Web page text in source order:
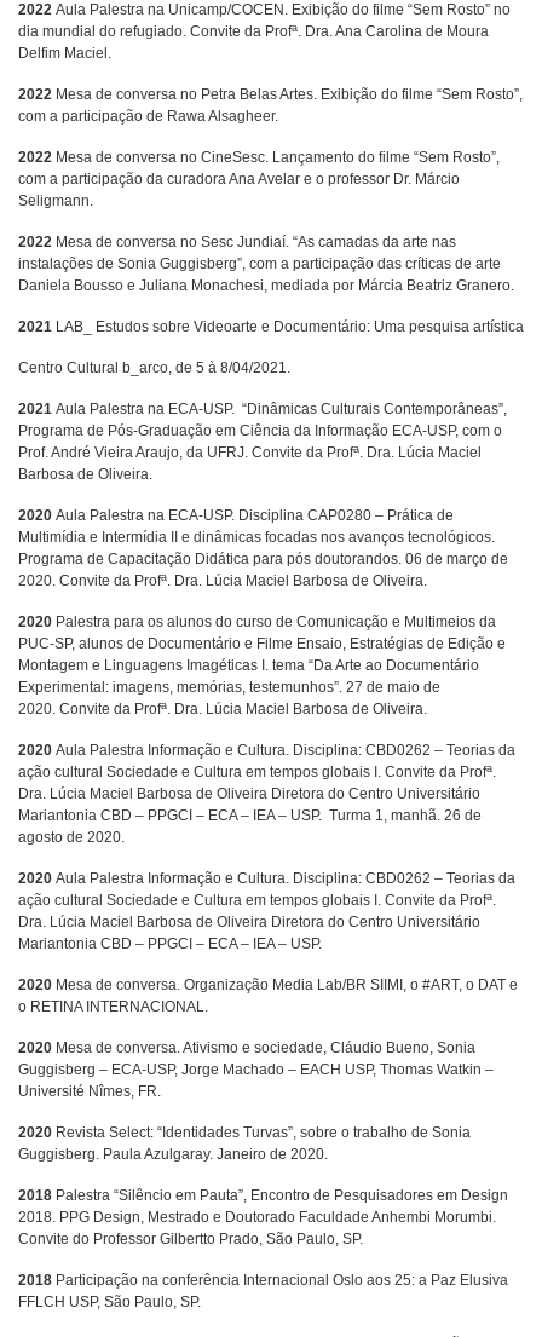
2022 Aula Palestra na Unicamp/COCEN. Exibição do filme “Sem Rosto” no
dia mundial do refugiado. Convite da Profa. Dra. Ana Carolina de Moura
Delfim Maciel.
2022 Mesa de conversa no Petra Belas Artes. Exibição do filme “Sem Rosto”,
com a participação de Rawa Alsagheer.
2022 Mesa de conversa no CineSesc. Lançamento do filme “Sem Rosto”,
com a participação da curadora Ana Avelar e o professor Dr. Márcio
Seligmann.
2022 Mesa de conversa no Sesc Jundiaí. “As camadas da arte nas
instalações de Sonia Guggisberg”, com a participação das críticas de arte
Daniela Bousso e Juliana Monachesi, mediada por Márcia Beatriz Granero.
2021 LAB_ Estudos sobre Videoarte e Documentário: Uma pesquisa artística
Centro Cultural b_arco, de 5 à 8/04/2021.
2021 Aula Palestra na ECA-USP. “Dinâmicas Culturais Contemporâneas”,
Programa de Pós-Graduação em Ciência da Informação ECA-USP, com o
Prof. André Vieira Araujo, da UFRJ. Convite da Profa. Dra. Lúcia Maciel
Barbosa de Oliveira.
2020 Aula Palestra na ECA-USP. Disciplina CAP0280 – Prática de
Multimídia e Intermídia II e dinâmicas focadas nos avanços tecnológicos.
Programa de Capacitação Didática para pós doutorandos. 06 de março de
2020. Convite da Profa. Dra. Lúcia Maciel Barbosa de Oliveira.
2020 Palestra para os alunos do curso de Comunicação e Multimeios da
PUC-SP, alunos de Documentário e Filme Ensaio, Estratégias de Edição e
Montagem e Linguagens Imagéticas I. tema “Da Arte ao Documentário
Experimental: imagens, memórias, testemunhos”. 27 de maio de
2020. Convite da Profa. Dra. Lúcia Maciel Barbosa de Oliveira.
2020 Aula Palestra Informação e Cultura. Disciplina: CBD0262 – Teorias da
ação cultural Sociedade e Cultura em tempos globais I. Convite da Profa.
Dra. Lúcia Maciel Barbosa de Oliveira Diretora do Centro Universitário
Mariantonia CBD – PPGCI – ECA – IEA – USP. Turma 1, manhã. 26 de
agosto de 2020.
2020 Aula Palestra Informação e Cultura. Disciplina: CBD0262 – Teorias da
ação cultural Sociedade e Cultura em tempos globais I. Convite da Profa.
Dra. Lúcia Maciel Barbosa de Oliveira Diretora do Centro Universitário
Mariantonia CBD – PPGCI – ECA – IEA – USP.
2020 Mesa de conversa. Organização Media Lab/BR SIIMI, o #ART, o DAT e
o RETINA INTERNACIONAL.
2020 Mesa de conversa. Ativismo e sociedade, Cláudio Bueno, Sonia
Guggisberg – ECA-USP, Jorge Machado – EACH USP, Thomas Watkin –
Université Nîmes, FR.
2020 Revista Select: “Identidades Turvas”, sobre o trabalho de Sonia
Guggisberg. Paula Azulgaray. Janeiro de 2020.
2018 Palestra “Silêncio em Pauta”, Encontro de Pesquisadores em Design
2018. PPG Design, Mestrado e Doutorado Faculdade Anhembi Morumbi.
Convite do Professor Gilbertto Prado, São Paulo, SP.
2018 Participação na conferência Internacional Oslo aos 25: a Paz Elusiva
FFLCH USP, São Paulo, SP.